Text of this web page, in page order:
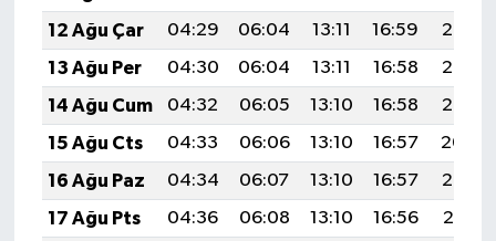
12 Ağu Çar
04:29 06:04 13:11 16:59
20:08
13 Ağu Per
04:30 06:04 13:11 16:58
20:07
14 Ağu Cum
04:32 06:05 13:10 16:58
20:05
15 Ağu Cts
04:33 06:06 13:10 16:57
20:04
16 Ağu Paz
04:34 06:07 13:10 16:57
20:03
17 Ağu Pts
04:36 06:08 13:10 16:56
20:01